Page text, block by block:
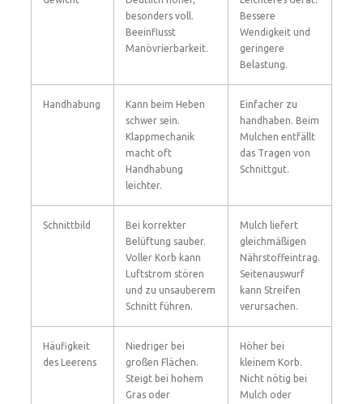
besonders voll.
Beeinflusst
Manövrierbarkeit.
Bessere
Wendigkeit und
geringere
Belastung.
Handhabung
Kann beim Heben
schwer sein.
Klappmechanik
macht oft
Handhabung
leichter.
Einfacher zu
handhaben. Beim
Mulchen entfällt
das Tragen von
Schnittgut.
Schnittbild
Bei korrekter
Belüftung sauber.
Voller Korb kann
Luftstrom stören
und zu unsauberem
Schnitt führen.
Mulch liefert
gleichmäßigen
Nährstoffeintrag.
Seitenauswurf
kann Streifen
verursachen.
Häufigkeit
des Leerens
Niedriger bei
großen Flächen.
Steigt bei hohem
Gras oder
Höher bei
kleinem Korb.
Nicht nötig bei
Mulch oder